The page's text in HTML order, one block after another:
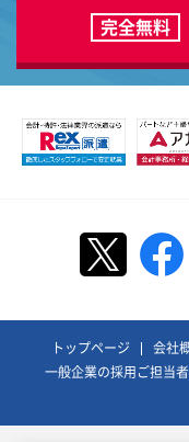
完全無料
トップページ 会社
一般企業の採用ご担当